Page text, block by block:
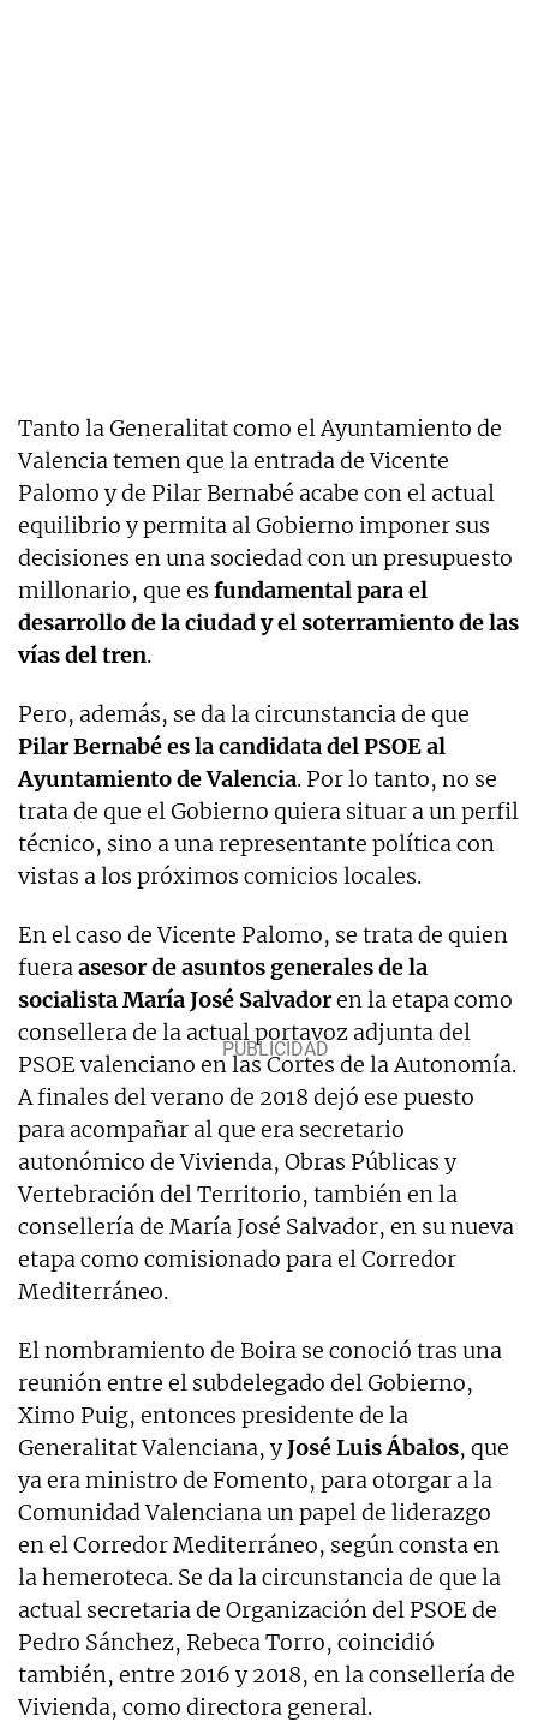
Tanto la Generalitat como el Ayuntamiento de
Valencia temen que la entrada de Vicente
Palomo y de Pilar Bernabé acabe con el actual
equilibrio y permita al Gobierno imponer sus
decisiones en una sociedad con un presupuesto
millonario, que es fundamental para el
desarrollo de la ciudad y el soterramiento de las
vías del tren.
Pero, además, se da la circunstancia de que
Pilar Bernabé es la candidata del PSOE al
Ayuntamiento de Valencia. Por lo tanto, no se
trata de que el Gobierno quiera situar a un perfil
técnico, sino a una representante política con
vistas a los próximos comicios locales.
En el caso de Vicente Palomo, se trata de quien
fueraasesor de asuntos generales de la
socialista María José Salvadoren la etapa como
consellera de la actual portavoz adjunta del
PSOE valenciano en las Cortes de la Autonomía.
A finales del verano de 2018 dejó ese puesto
para acompañar al que era secretario
autonómico de Vivienda, Obras Públicas y
Vertebración del Territorio, también en la
consellería de María José Salvador, en su nueva
etapa como comisionado para el Corredor
Mediterráneo.
El nombramiento de Boira se conoció tras una
reunión entre el subdelegado del Gobierno,
Ximo Puig, entonces presidente de la
Generalitat Valenciana, yJosé Luis Ábalos, que
ya era ministro de Fomento, para otorgar a la
Comunidad Valenciana un papel de liderazgo
en el Corredor Mediterráneo, según consta en
la hemeroteca. Se da la circunstancia de que la
actual secretaria de Organización del PSOE de
Pedro Sánchez, Rebeca Torro, coincidió
también, entre 2016 y 2018, en la consellería de
Vivienda, como directora general.